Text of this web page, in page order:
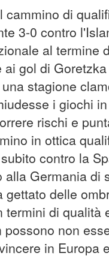
di
3-0 contro
al termine
gol di
stagione
i giochi
rischi e
in ottica
contro la
Germania
gettato delle
di qualità
non
in Europa